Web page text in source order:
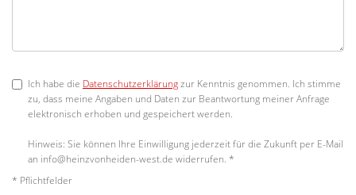
Ich habe die Datenschutzerklärungzur Kenntnis genommen. Ich stimme
zu, dass meine Angaben und Daten zur Beantwortung meiner Anfrage
elektronisch erhoben und gespeichert werden.
Hinweis: Sie können Ihre Einwilligung jederzeit für die Zukunft per E-Mail
an info@heinzvonheiden-west.de widerrufen. *
* Pflichtfelder